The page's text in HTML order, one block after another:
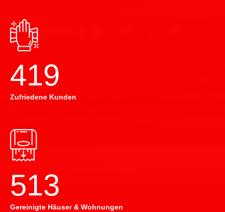
420
Zufriedene Kunden
514
Gereinigte Häuser & Wohnungen